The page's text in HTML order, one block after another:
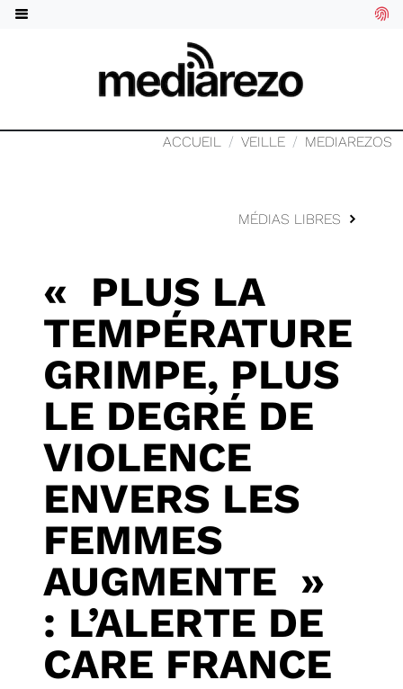
ACCUEIL VEILLE MEDIAREZOS
MÉDIAS LIBRES
« PLUS LA
TEMPÉRATURE
GRIMPE, PLUS
LE DEGRÉ DE
VIOLENCE
ENVERS LES
FEMMES
AUGMENTE »
: L’ALERTE DE
CARE FRANCE